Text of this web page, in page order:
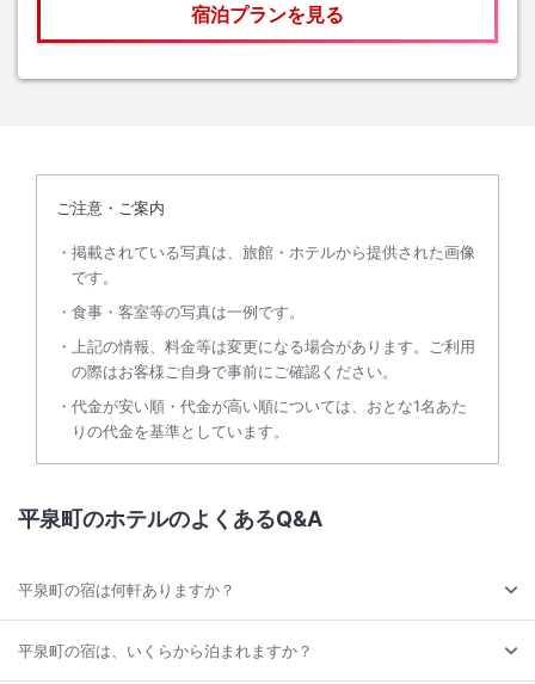
宿泊プランを見る
ご注意・ご案内
掲載されている写真は、旅館・ホテルから提供された画像
です。
食事・客室等の写真は一例です。
上記の情報、料金等は変更になる場合があります。ご利用
の際はお客様ご自身で事前にご確認ください。
代金が安い順・代金が高い順については、おとな1名あた
りの代金を基準としています。
平泉町のホテルのよくあるQ&A
平泉町の宿は何軒ありますか？
平泉町の宿は、いくらから泊まれますか？